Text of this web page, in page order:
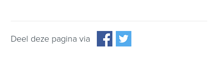
Deel deze pagina via